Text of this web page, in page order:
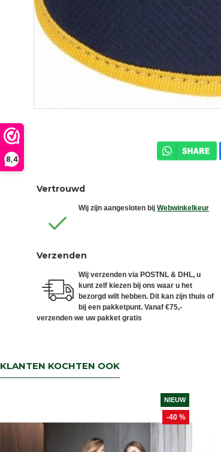
8,4
Vertrouwd
Wij zijn aangesloten bij Webwinkelkeur
Verzenden
Wij verzenden via POSTNL & DHL, u
kunt zelf kiezen bij ons waar u het
bezorgd wilt hebben. Dit kan zijn thuis of
bij een pakketpunt. Vanaf €75,-
verzenden we uw pakket gratis
KLANTEN KOCHTEN OOK
NIEUW
-40 %